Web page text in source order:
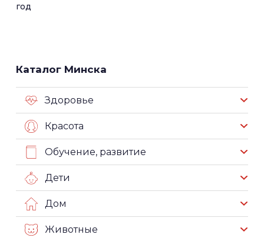
год
Каталог Минска
Здоровье
Красота
Обучение, развитие
Дети
Дом
Животные